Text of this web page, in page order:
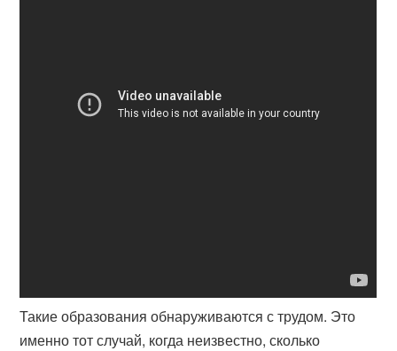
Такие образования обнаруживаются с трудом. Это
именно тот случай, когда неизвестно, сколько